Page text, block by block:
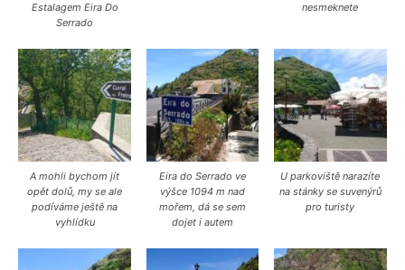
Estalagem Eira Do
Serrado
nesmeknete
A mohli bychom jít
opět dolů, my se ale
podíváme ještě na
vyhlídku
Eira do Serrado ve
výšce 1094 m nad
mořem, dá se sem
dojet i autem
U parkoviště narazíte
na stánky se suvenýrů
pro turisty